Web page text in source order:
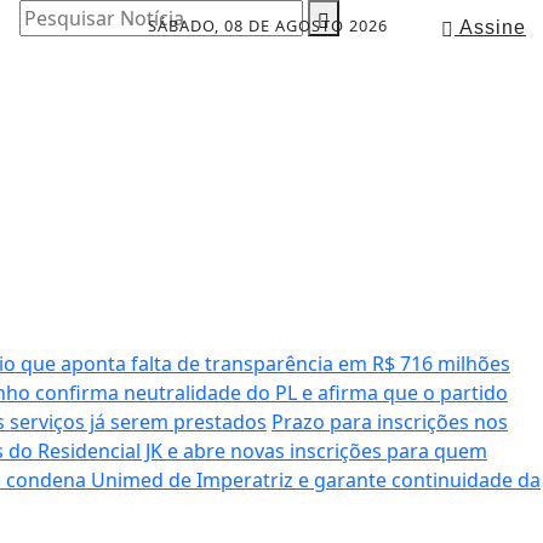
Assine
SÁBADO, 08 DE AGOSTO 2026
Pesquisar Notícia
que aponta falta de transparência em R$ 716 milhões
confirma neutralidade do PL e afirma que o partido
já serem prestados Prazo para inscrições nos
Residencial JK e abre novas inscrições para quem
condena Unimed de Imperatriz e garante continuidade da